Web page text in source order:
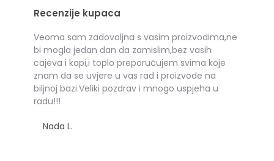
Recenzije kupaca
Veoma sam zadovoljna s vasim proizvodima,ne
bi mogla jedan dan da zamislim,bez vasih
cajeva i kapi,i toplo preporučujem svima koje
znam da se uvjere u vas rad i proizvode na
biljnoj bazi.Veliki pozdrav i mnogo uspjeha u
radu!!!
Nada L.